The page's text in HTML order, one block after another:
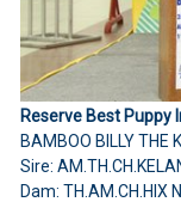
Reserve Best Puppy
BAMBOO BILLY THE
Sire:
Dam: TH.AM.CH.HIX